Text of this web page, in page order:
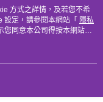
方式之詳情，及若您不希
設定，請參閱本網站「 隱私
您同意本公司得按本網站使